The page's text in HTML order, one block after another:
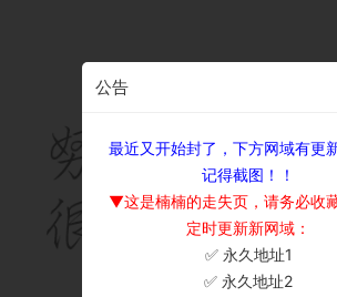
公告
最近又开始封了，下方网域有更
记得截图！！
▼这是楠楠的走失页，请务必收
定时更新新网域：
✅ 永久地址1
✅ 永久地址2